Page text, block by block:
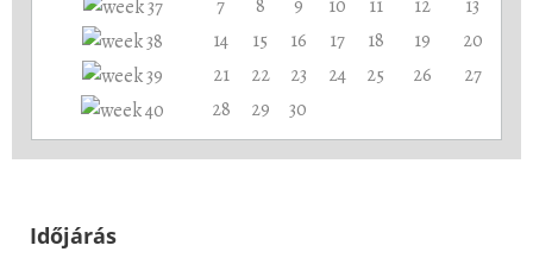
7
8 9 10 11 12
13
14
15 16 17 18 19
20
21
22 23 24 25 26
27
28
29 30
Időjárás